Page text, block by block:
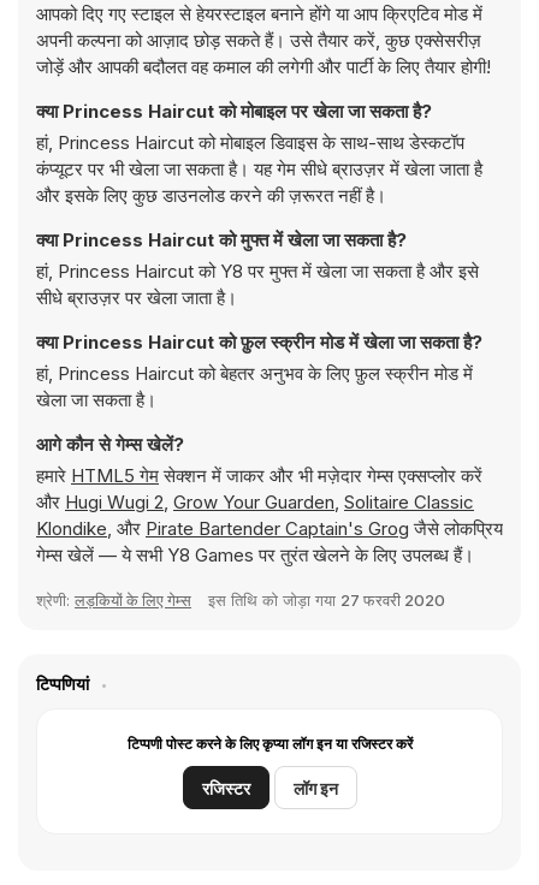
आपको दिए गए स्टाइल से हेयरस्टाइल बनाने होंगे या आप क्रिएटिव मोड में
अपनी कल्पना को आज़ाद छोड़ सकते हैं। उसे तैयार करें, कुछ एक्सेसरीज़
जोड़ें और आपकी बदौलत वह कमाल की लगेगी और पार्टी के लिए तैयार होगी!
क्या Princess Haircut को मोबाइल पर खेला जा सकता है?
हां, Princess Haircut को मोबाइल डिवाइस के साथ-साथ डेस्कटॉप
कंप्यूटर पर भी खेला जा सकता है। यह गेम सीधे ब्राउज़र में खेला जाता है
और इसके लिए कुछ डाउनलोड करने की ज़रूरत नहीं है।
क्या Princess Haircut को मुफ्त में खेला जा सकता है?
हां, Princess Haircut को Y8 पर मुफ्त में खेला जा सकता है और इसे
सीधे ब्राउज़र पर खेला जाता है।
क्या Princess Haircut को फ़ुल स्क्रीन मोड में खेला जा सकता है?
हां, Princess Haircut को बेहतर अनुभव के लिए फ़ुल स्क्रीन मोड में
खेला जा सकता है।
आगे कौन से गेम्स खेलें?
हमारे HTML5 गेमसेक्शन में जाकर और भी मज़ेदार गेम्स एक्सप्लोर करें
और Hugi Wugi 2, Grow Your Guarden, Solitaire Classic
Klondike, और Pirate Bartender Captain's Grog जैसे लोकप्रिय
गेम्स खेलें — ये सभी Y8 Games पर तुरंत खेलने के लिए उपलब्ध हैं।
श्रेणी: लड़कियों के लिए गेम्स इस तिथि को जोड़ा गया 27 फरवरी 2020
टिप्पणियां
टिप्पणी पोस्ट करने के लिए कृप्या लॉग इन या रजिस्टर करें
रजिस्टर लॉग इन